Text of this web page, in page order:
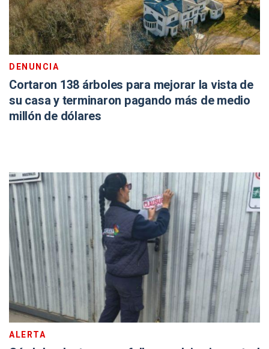
DENUNCIA
Cortaron 138 árboles para mejorar la vista de
su casa y terminaron pagando más de medio
millón de dólares
ALERTA